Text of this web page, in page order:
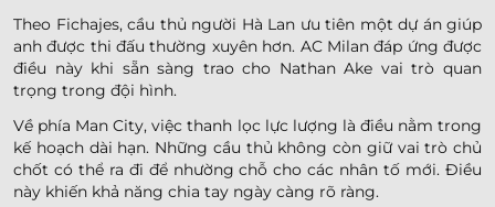
Theo Fichajes, cầu thủ người Hà Lan ưu tiên một dự án giúp
anh được thi đấu thường xuyên hơn. AC Milan đáp ứng được
điều này khi sẵn sàng trao cho Nathan Ake vai trò quan
trọng trong đội hình.
Về phía Man City, việc thanh lọc lực lượng là điều nằm trong
kế hoạch dài hạn. Những cầu thủ không còn giữ vai trò chủ
chốt có thể ra đi để nhường chỗ cho các nhân tố mới. Điều
này khiến khả năng chia tay ngày càng rõ ràng.